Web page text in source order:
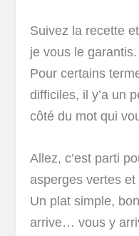
Suivez la recette
je vous le garantis.
Pour certains
difficiles, il y’a un
côté du mot qui
Allez, c’est parti
asperges vertes et
Un plat simple,
arrive… vous y